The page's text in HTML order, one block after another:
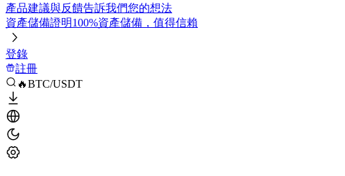
產品建議與反饋告訴我們您的想法
資產儲備證明100%資產儲備，值得信賴
登錄
註冊
🔥BTC/USDT